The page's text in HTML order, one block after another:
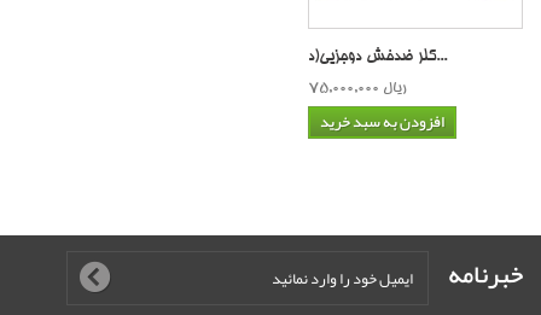
کلر ضدخش دوجزیی(د...
75,000,000 ریال
افزودن به سبد خرید
خبرنامه